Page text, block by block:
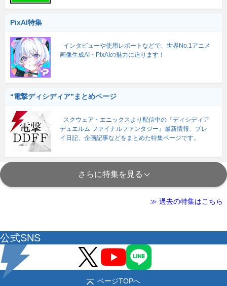
PixAI特集
インタビューや使用レポートなどで、世界No.1アニメ
画像生成AI・PixAIの魅力に迫ります！
“電撃ディシディア”まとめページ
スクウェア・エニックスより配信中の『ディシディア
デュエルム ファイナルファンタジー』最新情報、プレ
イ日記、企画記事などをまとめた特集ページです。
さらに特集を見る
≫ 過去の特集はこちら
公式SNS
ページTOPへ